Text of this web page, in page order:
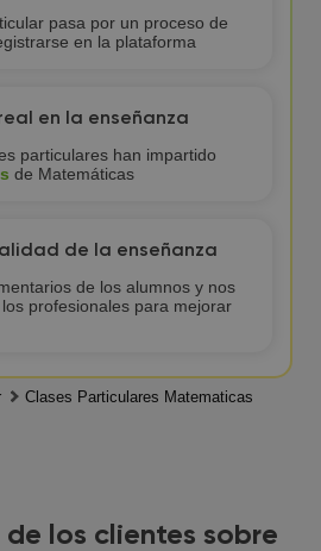
pasa por un proceso de
en la plataforma
en la enseñanza
particulares han impartido
de Matemáticas
de la enseñanza
de los alumnos y nos
profesionales para mejorar
Clases Particulares Matematicas
los clientes sobre